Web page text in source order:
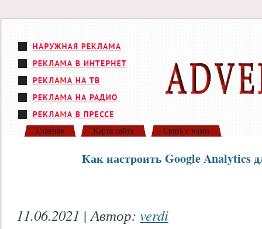
Главная Карта сайта Связь с нами
Как настроить Google Analytics
11.06.2021 | Автор: verdi